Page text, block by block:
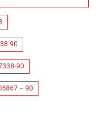
90
90
– 90